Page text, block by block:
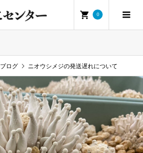
0
ブログ ニオウシメジの発送遅れについて